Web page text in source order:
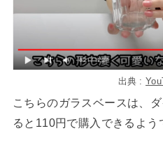
出典 :
こちらのガラスベースは、
ると110円で購入できるよう